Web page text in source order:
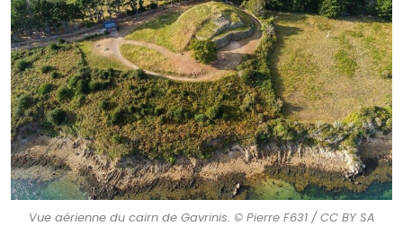
Vue aérienne du cairn de Gavrinis. © Pierre F631 / CC BY SA